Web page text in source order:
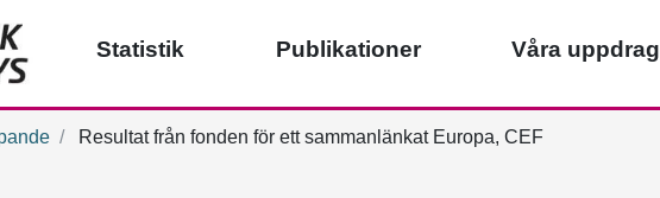
Statistik Publikationer Våra uppdrag
Resultat från fonden för ett sammanlänkat Europa, CEF